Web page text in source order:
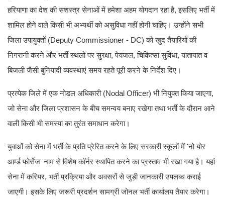
हरियाणा का देश की सशस्त्र सेनाओं में हमेशा अहम योगदान रहा है, इसलिए भर्ती में
शामिल होने वाले किसी भी अभ्यर्थी को असुविधा नहीं होनी चाहिए। उन्होंने सभी
जिला उपायुक्तों (Deputy Commissioner - DC) को खुद तैयारियों की
निगरानी करने और भर्ती स्थलों पर सुरक्षा, पेयजल, चिकित्सा सुविधा, यातायात व
बिजली जैसी बुनियादी व्यवस्थाएं समय रहते पूरी करने के निर्देश दिए।
प्रत्येक जिले में एक नोडल अधिकारी (Nodal Officer) भी नियुक्त किया जाएगा,
जो सेना और जिला प्रशासन के बीच समन्वय बनाए रखेगा तथा भर्ती के दौरान आने
वाली किसी भी समस्या का तुरंत समाधान करेगा।
युवाओं को सेना में भर्ती के प्रति प्रेरित करने के लिए सरकारी स्कूलों में 'नो योर
आर्म्ड फोर्सेज' नाम से विशेष कॉर्नर स्थापित करने का प्रस्ताव भी रखा गया है। यहां
सेना में करियर, भर्ती प्रक्रिया और अवसरों से जुड़ी जानकारी उपलब्ध कराई
जाएगी। इसके लिए जरूरी प्रदर्शन सामग्री जोनल भर्ती कार्यालय तैयार करेगा।